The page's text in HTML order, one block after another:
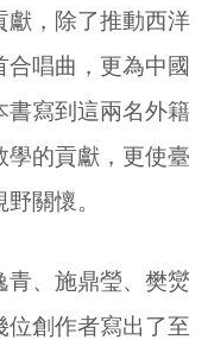
獻，除了推動西洋
唱曲，更為中國
書寫到這兩名外籍
學的貢獻，更使臺
關懷。
、施鼎瑩、樊爕
位創作者寫出了至